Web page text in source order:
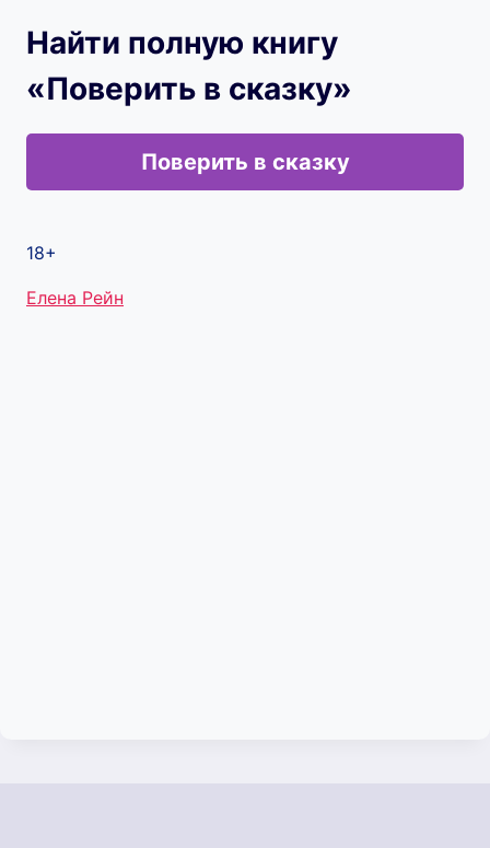
Найти полную книгу
«Поверить в сказку»
Поверить в сказку
18+
Метки
Елена Рейн